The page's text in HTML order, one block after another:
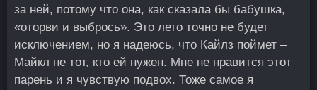
за ней, потому что она, как сказала бы бабушка,
«оторви и выбрось». Это лето точно не будет
исключением, но я надеюсь, что Кайлз поймет –
Майкл не тот, кто ей нужен. Мне не нравится этот
парень и я чувствую подвох. Тоже самое я